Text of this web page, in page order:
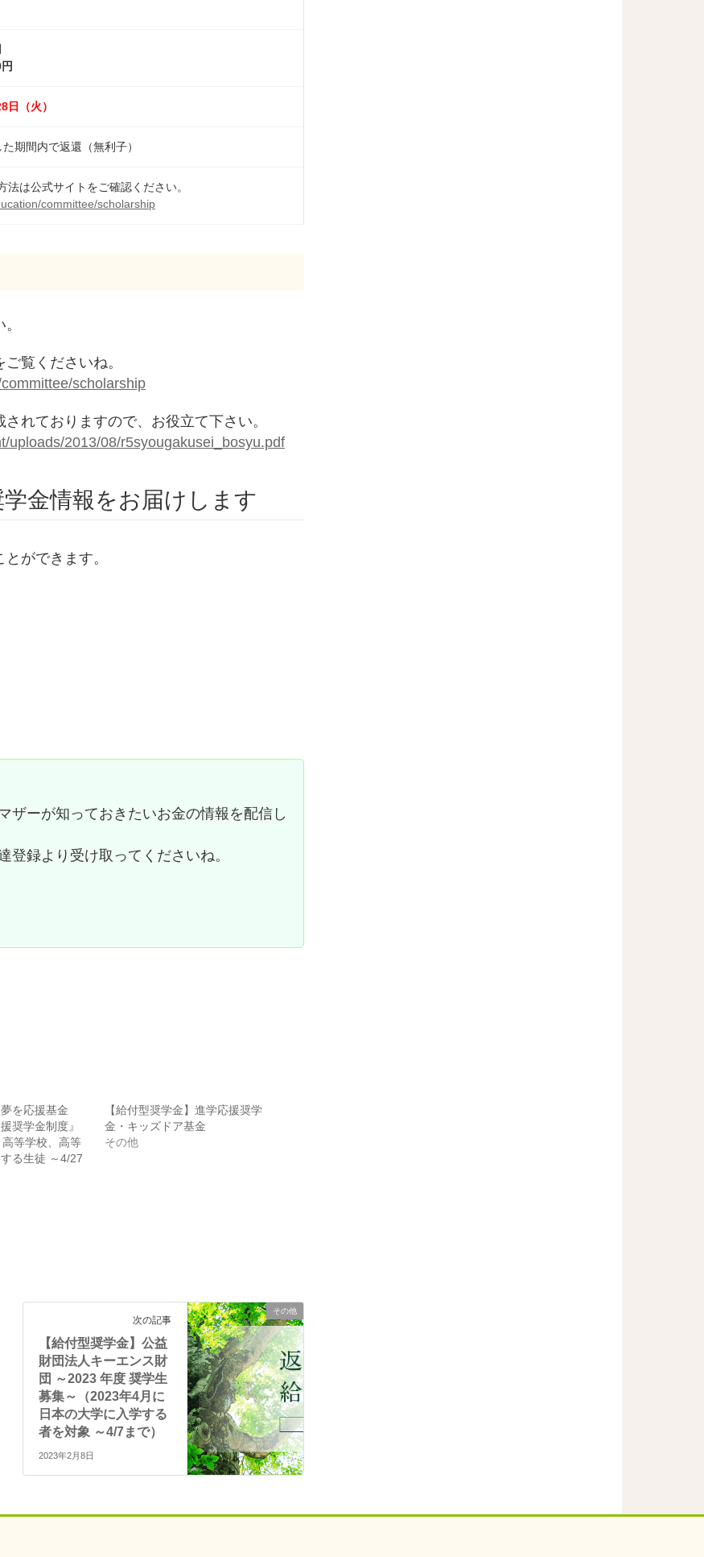
（火）
期間内で返還（無利子）
は公式サイトをご確認ください。
committee/scholarship
覧くださいね。
scholarship
れておりますので、お役立て下さい。
uploads/2013/08/r5syougakusei_bosyu.pdf
金情報をお届けします
ができます。
ザーが知っておきたいお金の情報を配信し
登録より受け取ってくださいね。
を応援基金
奨学金制度』
高等学校、高等
る生徒 ～4/27
【給付型奨学金】進学応援奨学
金・キッズドア基金
その他
その他
次の記事
【給付型奨学金】公益
財団法人キーエンス財
団 ～2023 年度 奨学生
募集～（2023年4月に
日本の大学に入学する
者を対象 ～4/7まで）
2023年2月8日